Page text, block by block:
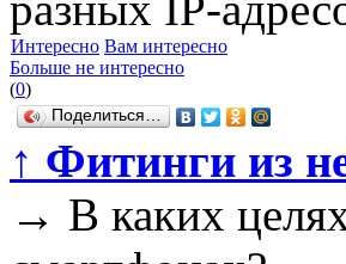
Интересно Вам интересно
Больше не интересно
(0)
Поделиться…
↑ Фитинги из
→ В каких